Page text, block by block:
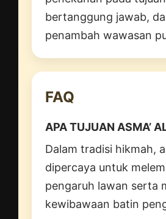
bertanggung jawab,
penambah wawasan
FAQ
APA TUJUAN ASMA’
Dalam tradisi hikmah,
dipercaya untuk
pengaruh lawan serta
kewibawaan batin